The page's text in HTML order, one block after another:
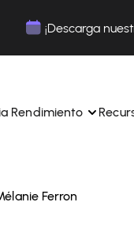
¡Descarga
y afiliados desde una única
Rendimiento
Gestiona tus campañas y TikTok Shop
Ferron